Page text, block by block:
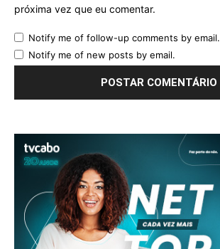
próxima vez que eu comentar.
Notify me of follow-up comments by email.
Notify me of new posts by email.